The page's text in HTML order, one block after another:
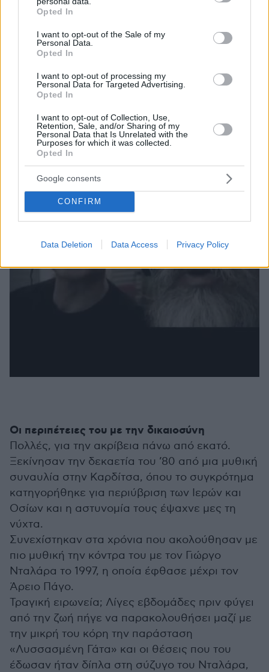
grant or deny consent to Google and its third-party tags to
use your data for below specified purposes in below Google
consent section.
Opted In
I want to opt-out of the Sale of my
Personal Data.
Opted In
I want to opt-out of processing my
Personal Data for Targeted Advertising.
Opted In
I want to opt-out of Collection, Use,
Retention, Sale, and/or Sharing of my
Personal Data that Is Unrelated with the
Purposes for which it was collected.
Opted In
Google consents
CONFIRM
Data Deletion Data Access Privacy Policy
με αυτό τον δικό του μοναδικό τρόπο.
«Δεν ξέρω πόσοι το έχουνε καταλάβει, οι
"Μουσικές Ταξιαρχίες" είναι μια μπλόφα. Κάτι
δηλαδή πήγαινε να γίνει, αλλά άμα δεν υπάρχει
υποδομή, δεν γίνεται τίποτε»θα πει στο
περιοδικό Ποπ & Ροκ.
Οι περιπέτειες του με την δικαιοσύνη
Πολλές, για την ακρίβεια πάνω από εκατό.
Ξεκίνησαν την δεκαετία του ’80 από μια μυθική
συναυλία στην Καρδίτσα, όπου το συγκρότημα
κατηγορήθηκε για περιύβριση των Ιερών και
Οσίων και η αστυνομία τους έψαχνε μες τη
νύχτα.
Συνεχίστηκαν στα χρόνια που ακολούθησαν με
πιο μυθική την κόντρα του με τον Γιώργο
Νταλάρα το 1997, η οποία έφθασε μέχρι τον
Άρειο Πάγο.
Τραγική ειρωνεία; Λίγες εβδομάδες πριν φύγει
από την ζωή πήγε να παρακολουθήσει μαζί με
την μικρή του κόρη την παράσταση
«Λυσσασμένη Γάτα» και οι θέσεις που του
έδωσαν ήταν δίπλα στη σύζυγο του Νταλάρα,